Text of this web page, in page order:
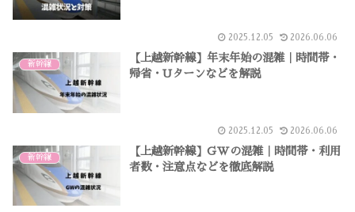
2025.12.05 2026.06.06
新幹線
【上越新幹線】年末年始の混雑｜時間帯・
帰省・Uターンなどを解説
2025.12.05 2026.06.06
新幹線
【上越新幹線】GWの混雑｜時間帯・利用
者数・注意点などを徹底解説